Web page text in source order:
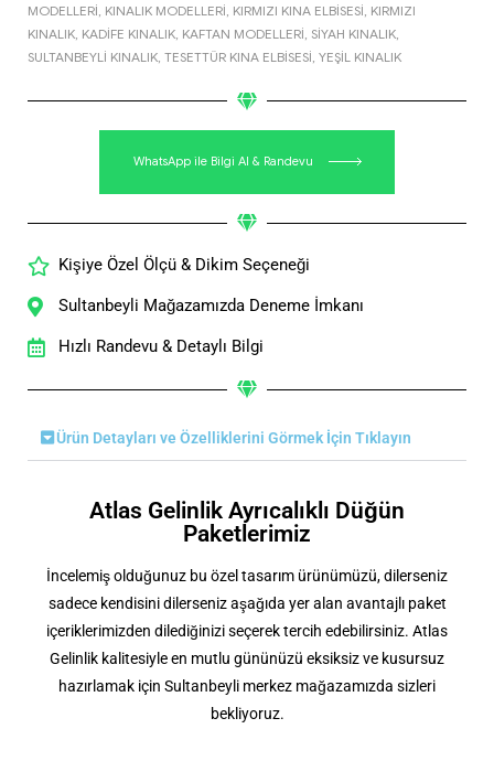
MODELLERI KINALIK MODELLERI KIRMIZI KINA ELBISESI KIRMIZI
KINALIK KADIFE KINALIK KAFTAN MODELLERI SIYAH KINALIK
SULTANBEYLI KINALIK TESETTÜR KINA ELBISESI YEŞIL KINALIK
WhatsApp ile Bilgi Al & Randevu
Kişiye Özel Ölçü & Dikim Seçeneği
Sultanbeyli Mağazamızda Deneme İmkanı
Hızlı Randevu & Detaylı Bilgi
Ürün Detayları ve Özelliklerini Görmek İçin Tıklayın
Atlas Gelinlik Ayrıcalıklı Düğün
Paketlerimiz
İncelemiş olduğunuz bu özel tasarım ürünümüzü, dilerseniz
sadece kendisini dilerseniz aşağıda yer alan avantajlı paket
içeriklerimizden dilediğinizi seçerek tercih edebilirsiniz. Atlas
Gelinlik kalitesiyle en mutlu gününüzü eksiksiz ve kusursuz
hazırlamak için Sultanbeyli merkez mağazamızda sizleri
bekliyoruz.